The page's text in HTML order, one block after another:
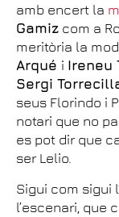
amb encert la
Gamiz com a
meritòria la
Arqué i Ireneu
Sergi
seus Florindo i
notari que no
es pot dir que
ser Lelio.
Sigui com sigui
l’escenari, que